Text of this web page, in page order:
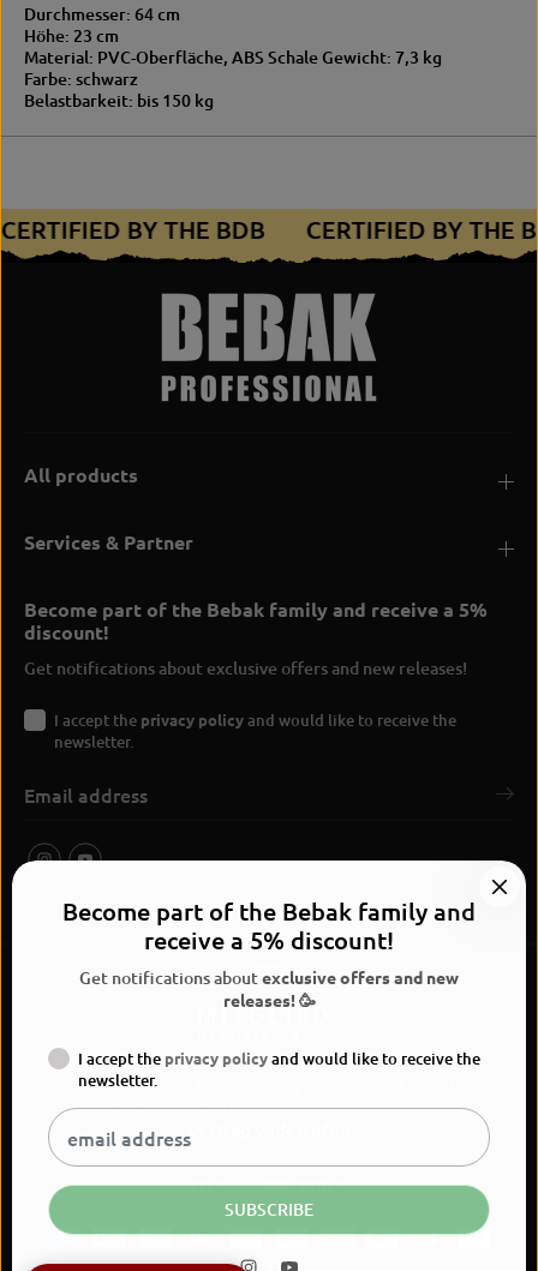
Durchmesser: 64 cm
Höhe: 23 cm
Material: PVC-Oberfläche, ABS Schale Gewicht: 7,3 kg
Farbe: schwarz
Belastbarkeit: bis 150 kg
CERTIFIED BY THE BDB CERTIFIED BY THE
All products
Services & Partner
Become part of the Bebak family and receive a 5%
discount!
Get notifications about exclusive offers and new releases!
I accept the privacy policyand would like to receive the
newsletter.
BEBAK Boxing 2026
Widerrufsrecht
Versand
Kontaktinformationen Legal notice
EN EUR
Become part of the Bebak family and
receive a 5% discount!
Get notifications aboutexclusive offers and new
releases! 🥳
I accept the privacy policyand would like to receive the
newsletter.
SUBSCRIBE